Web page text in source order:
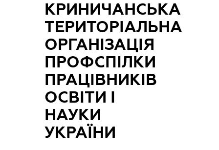
КРИНИЧАНСЬКА
ТЕРИТОРІАЛЬНА
ОРГАНІЗАЦІЯ
ПРОФСПІЛКИ
ПРАЦІВНИКІВ
ОСВІТИ І
НАУКИ
УКРАЇНИ